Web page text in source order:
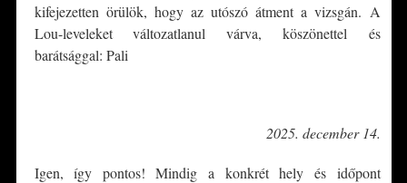
kifejezetten örülök, hogy az utószó átment a vizsgán. A
Lou-leveleket változatlanul várva, köszönettel és
barátsággal: Pali
2025. december 14.
Igen, így pontos! Mindig a konkrét hely és időpont